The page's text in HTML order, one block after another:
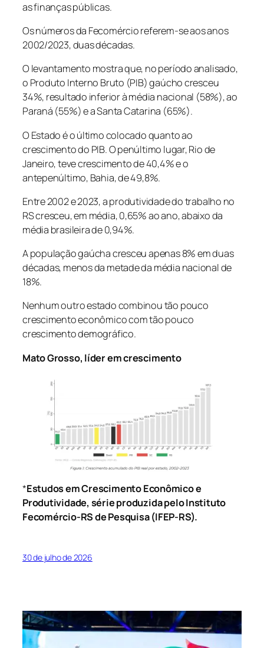
as finanças públicas.
Os números da Fecomércio referem-se aos anos
2002/2023, duas décadas.
O levantamento mostra que, no período analisado,
o Produto Interno Bruto (PIB) gaúcho cresceu
34%, resultado inferior à média nacional (58%), ao
Paraná (55%) e a Santa Catarina (65%).
O Estado é o último colocado quanto ao
crescimento do PIB. O penúltimo lugar, Rio de
Janeiro, teve crescimento de 40,4% e o
antepenúltimo, Bahia, de 49,8%.
Entre 2002 e 2023, a produtividade do trabalho no
RS cresceu, em média, 0,65% ao ano, abaixo da
média brasileira de 0,94%.
A população gaúcha cresceu apenas 8% em duas
décadas, menos da metade da média nacional de
18%.
Nenhum outro estado combinou tão pouco
crescimento econômico com tão pouco
crescimento demográfico.
Mato Grosso, líder em crescimento
*Estudos em Crescimento Econômico e
Produtividade, série produzida pelo Instituto
Fecomércio-RS de Pesquisa (IFEP-RS).
30 de julho de 2026